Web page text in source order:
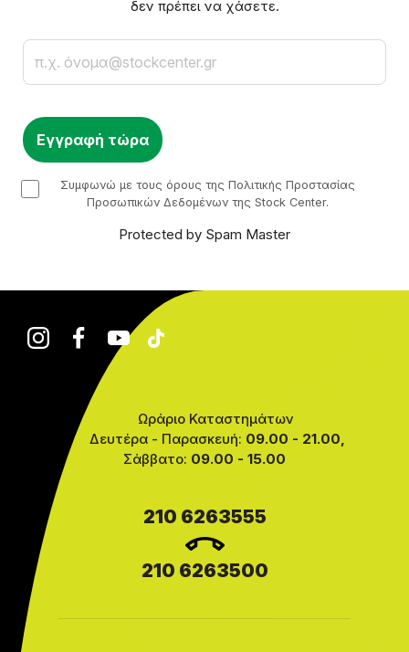
δεν πρέπει να χάσετε.
checkbox
Συμφωνώ με τους όρους της Πολιτικής Προστασίας
Προσωπικών Δεδομένων της Stock Center.
Protected by Spam Master
Ωράριο Καταστημάτων
Δευτέρα - Παρασκευή: 09.00 - 21.00,
Σάββατο: 09.00 - 15.00
210 6263555
210 6263500